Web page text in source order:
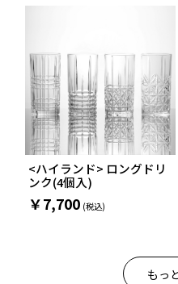
<ハイランド> ロングドリ
ンク(4個入)
￥7,700
もっ